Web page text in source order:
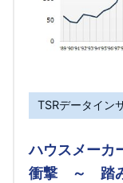
TSRデータイン
ハウスメーカ
衝撃 ～ 踏み